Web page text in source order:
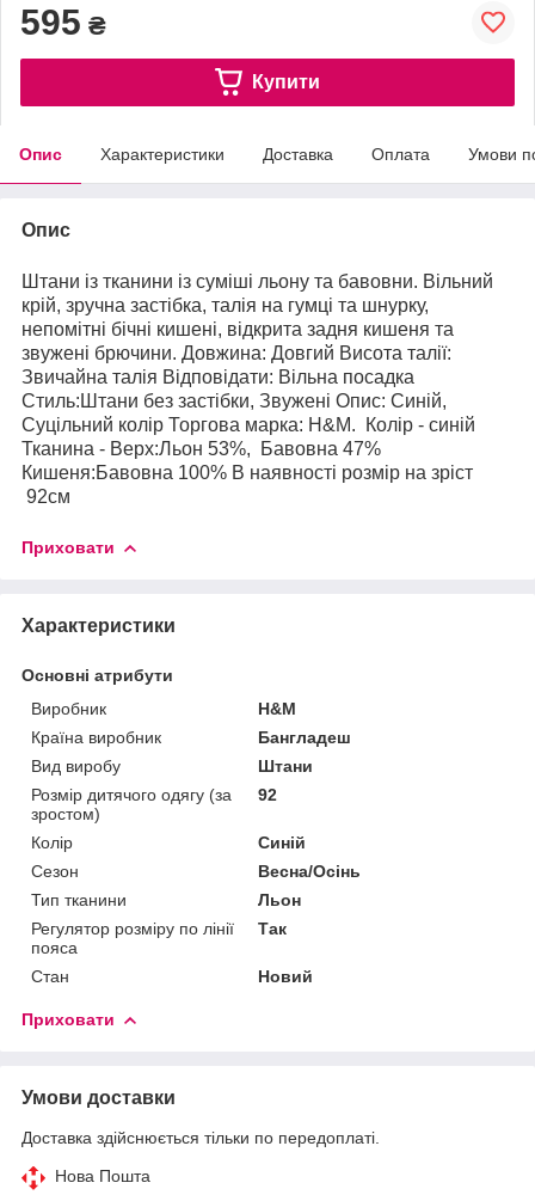
595 ₴
Купити
Опис Характеристики Доставка Оплата Умови
Опис
Штани із тканини із суміші льону та бавовни. Вільний
крій, зручна застібка, талія на гумці та шнурку,
непомітні бічні кишені, відкрита задня кишеня та
звужені брючини. Довжина: Довгий Висота талії:
Звичайна талія Відповідати: Вільна посадка
Стиль:Штани без застібки, Звужені Опис: Синій,
Суцільний колір Торгова марка: Н&М. Колір - синій
Тканина - Верх:Льон 53%, Бавовна 47%
Кишеня:Бавовна 100% В наявності розмір на зріст
92см
Приховати
Характеристики
Основні атрибути
Виробник
H&M
Країна виробник
Бангладеш
Вид виробу
Штани
Розмір дитячого одягу (за
зростом)
92
Колір
Синій
Сезон
Весна/Осінь
Тип тканини
Льон
Регулятор розміру по лінії
пояса
Так
Стан Новий
Приховати
Умови доставки
Доставка здійснюється тільки по передоплаті.
Нова Пошта